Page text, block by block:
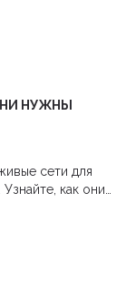
учреждения,
каким
от
возможных
НУЖНЫ
сети для
как они